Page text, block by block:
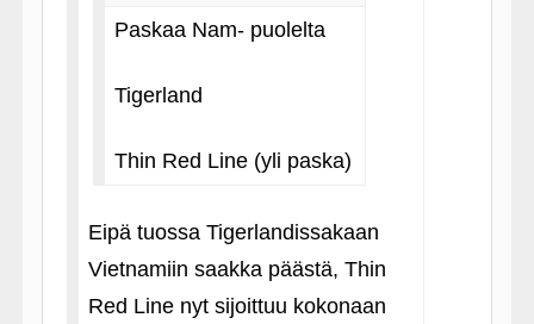
Paskaa Nam- puolelta
Tigerland
Thin Red Line (yli paska)
Eipä tuossa Tigerlandissakaan
Vietnamiin saakka päästä, Thin
Red Line nyt sijoittuu kokonaan